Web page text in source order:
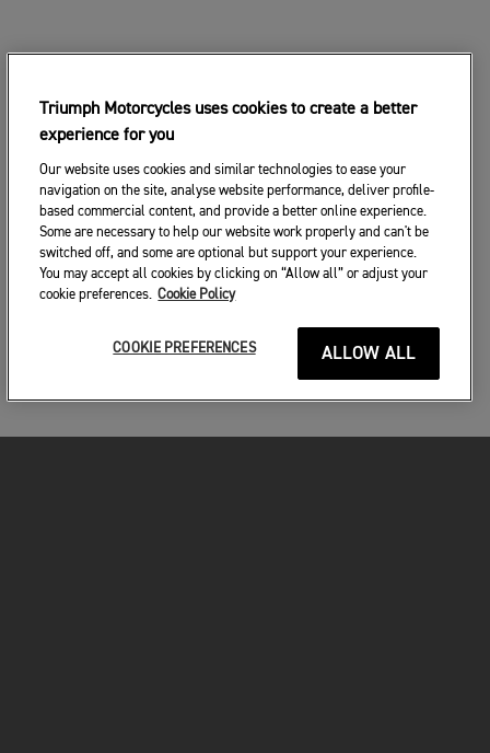
Triumph Motorcycles uses cookies to create a better
experience for you
Our website uses cookies and similar technologies to ease your
navigation on the site, analyse website performance, deliver profile-
based commercial content, and provide a better online experience.
Some are necessary to help our website work properly and can't be
switched off, and some are optional but support your experience.
You may accept all cookies by clicking on “Allow all” or adjust your
cookie preferences. Cookie Policy
ALLOW ALL
COOKIE PREFERENCES